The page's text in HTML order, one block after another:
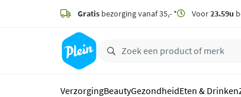
zoeken
hoofdinhoud
Gratis bezorging vanaf 35,- * Voor23.59u
VerzorgingBeautyGezondheidEten & Drinken